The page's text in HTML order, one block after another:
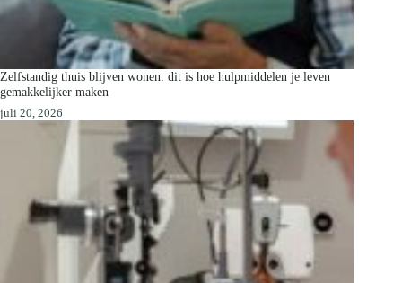
Zelfstandig thuis blijven wonen: dit is hoe hulpmiddelen je leven
gemakkelijker maken
juli 20, 2026